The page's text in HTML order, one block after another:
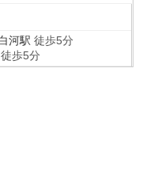
河駅 徒歩5分
徒歩5分